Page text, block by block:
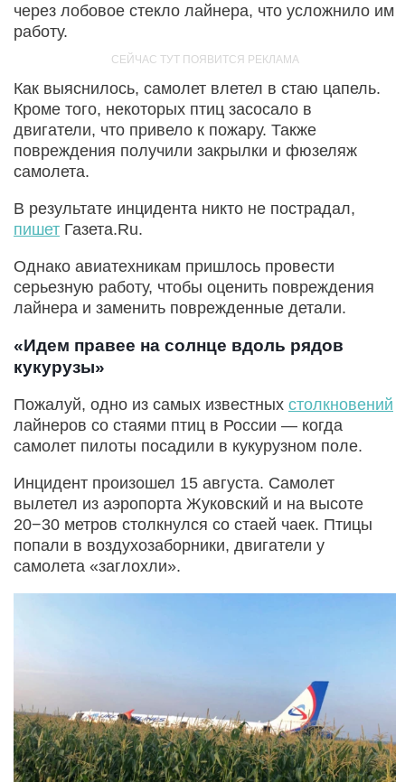
через лобовое стекло лайнера, что усложнило им
работу.
Как выяснилось, самолет влетел в стаю цапель.
Кроме того, некоторых птиц засосало в
двигатели, что привело к пожару. Также
повреждения получили закрылки и фюзеляж
самолета.
В результате инцидента никто не пострадал,
пишет Газета.Ru.
Однако авиатехникам пришлось провести
серьезную работу, чтобы оценить повреждения
лайнера и заменить поврежденные детали.
«Идем правее на солнце вдоль рядов
кукурузы»
Пожалуй, одно из самых известных столкновений
лайнеров со стаями птиц в России — когда
самолет пилоты посадили в кукурузном поле.
Инцидент произошел 15 августа. Самолет
вылетел из аэропорта Жуковский и на высоте
20−30 метров столкнулся со стаей чаек. Птицы
попали в воздухозаборники, двигатели у
самолета «заглохли».